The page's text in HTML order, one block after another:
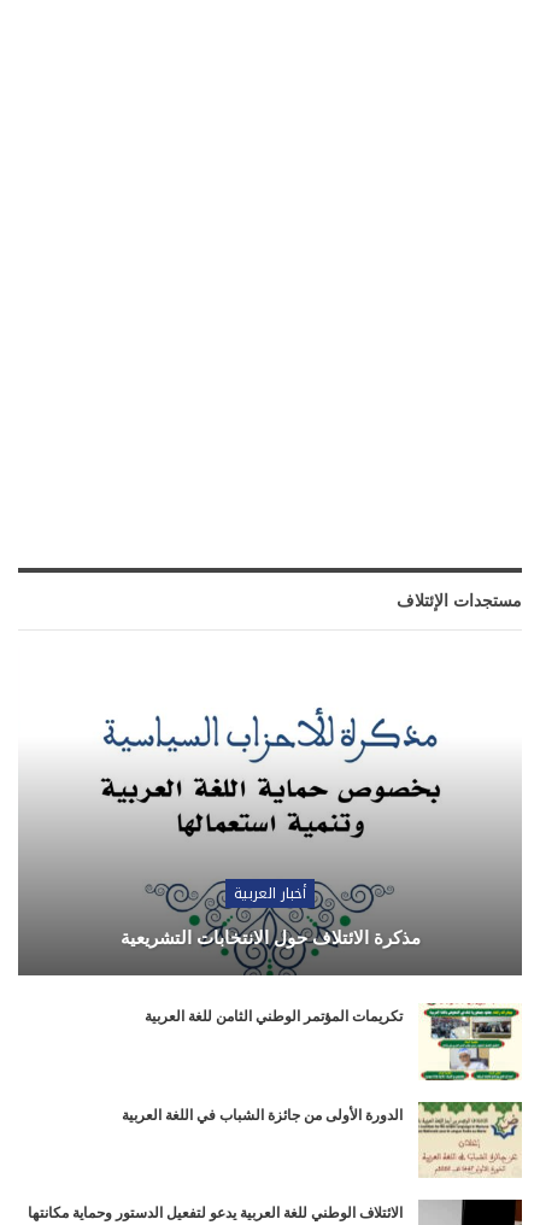
مستجدات الإئتلاف
أخبار العربية
مذكرة الائتلاف حول الانتخابات التشريعية
تكريمات المؤتمر الوطني الثامن للغة العربية
الدورة الأولى من جائزة الشباب في اللغة العربية
الائتلاف الوطني للغة العربية يدعو لتفعيل الدستور وحماية مكانتها